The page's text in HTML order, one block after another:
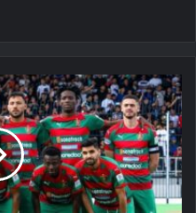
مولودية
الجزائر
تتوج
بلقب
البطولة
الوطنية
للمرة